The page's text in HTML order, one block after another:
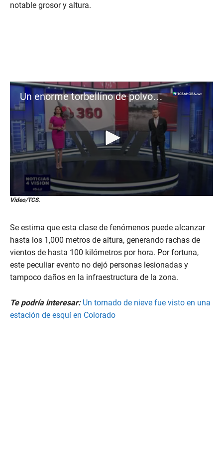
notable grosor y altura.
Un enorme torbellino de polvo fue captado en Chile
0
c
o
n
s
o
f
2
e
o
Video/TCS.
Se estima que esta clase de fenómenos puede alcanzar
hasta los 1,000 metros de altura, generando rachas de
vientos de hasta 100 kilómetros por hora. Por fortuna,
este peculiar evento no dejó personas lesionadas y
tampoco daños en la infraestructura de la zona.
Te podría interesar: Un tornado de nieve fue visto en una
estación de esquí en Colorado